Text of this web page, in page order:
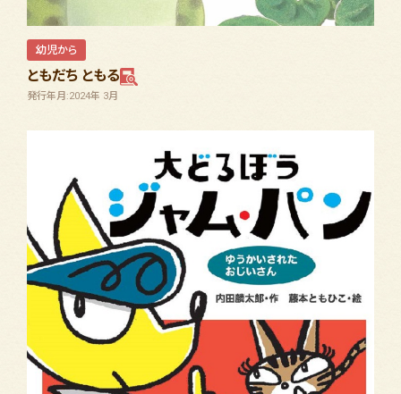
幼児から
ともだち ともる
発行年月:2024年 3月